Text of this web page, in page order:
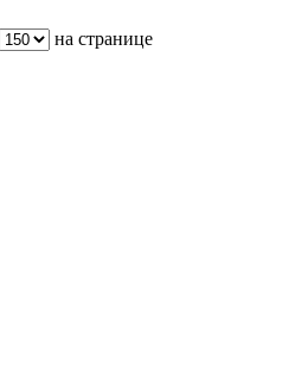
на странице